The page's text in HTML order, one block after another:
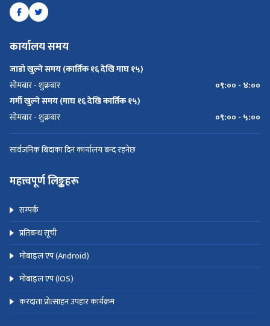
कार्यालय समय
जाडो खुल्ने समय (कार्तिक १६ देखि माघ १५)
सोमबार - शुक्रबार
०९:०० - ४:००
गर्मी खुल्ने समय (माघ १६ देखि कार्तिक १५)
सोमबार - शुक्रबार
०९:०० - ५:००
सार्वजनिक बिदाका दिन कार्यालय बन्द रहनेछ
महत्त्वपूर्ण लिङ्कहरू
सम्पर्क
प्रतिबन्ध सूची
मोबाइल एप (Android)
मोबाइल एप (IOS)
करदाता प्रोत्साहन उपहार कार्यक्रम